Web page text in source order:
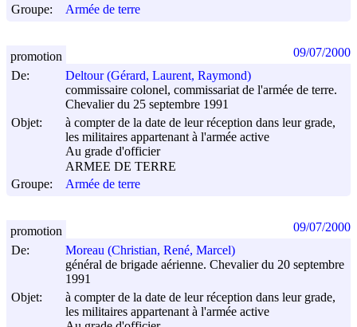
Groupe:
Armée de terre
De:
Deltour (Gérard, Laurent, Raymond)
commissaire colonel, commissariat de l'armée de terre.
Chevalier du 25 septembre 1991
Objet:
à compter de la date de leur réception dans leur grade,
les militaires appartenant à l'armée active
Au grade d'officier
ARMEE DE TERRE
Groupe:
Armée de terre
promotion 09/07/2000
De:
Moreau (Christian, René, Marcel)
général de brigade aérienne. Chevalier du 20 septembre
1991
Objet:
à compter de la date de leur réception dans leur grade,
les militaires appartenant à l'armée active
promotion 09/07/2000